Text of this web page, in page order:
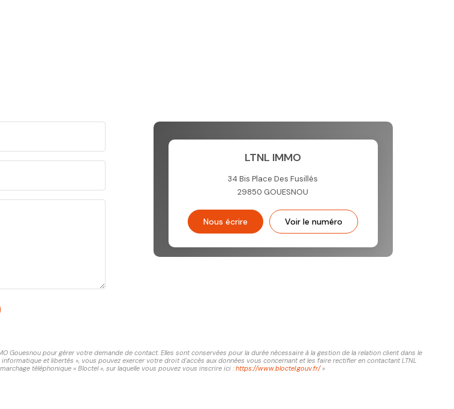
LTNL IMMO
34 Bis Place Des Fusillés
29850 GOUESNOU
Nous écrire Voir le numéro
pour gérer votre demande de contact. Elles sont conservées pour la durée nécessaire à la gestion de la relation client dans le
et libertés », vous pouvez exercer votre droit d'accès aux données vous concernant et les faire rectifier en contactant LTNL
téléphonique « Bloctel », sur laquelle vous pouvez vous inscrire ici : https://www.bloctel.gouv.fr/»